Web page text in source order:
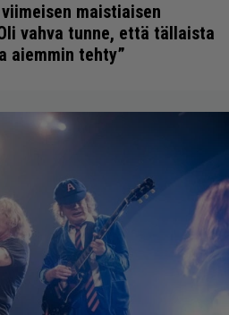
maistiaisen
vahva tunne, että tällaista
aiemmin tehty”